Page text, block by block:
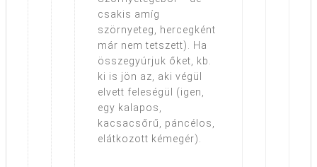
csakis amíg
szörnyeteg, hercegként
már nem tetszett). Ha
összegyúrjuk őket, kb.
ki is jön az, aki végül
elvett feleségül (igen,
egy kalapos,
kacsacsőrű, páncélos,
elátkozott kémegér).